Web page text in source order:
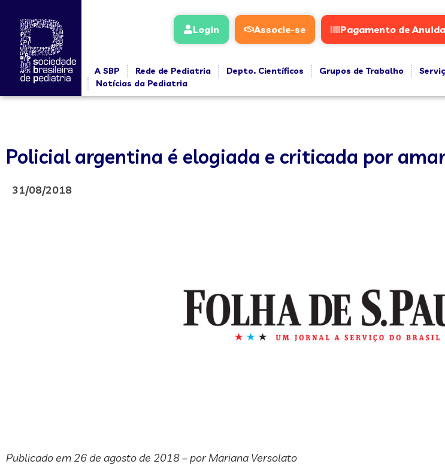
Login Associe-se Pagamento de
A SBP Rede de Pediatria Depto. Científicos Grupos de Trabalho
Notícias da Pediatria
Policial argentina é elogiada e criticada por
31/08/2018
Publicado em 26 de agosto de 2018 – por Mariana Versolato